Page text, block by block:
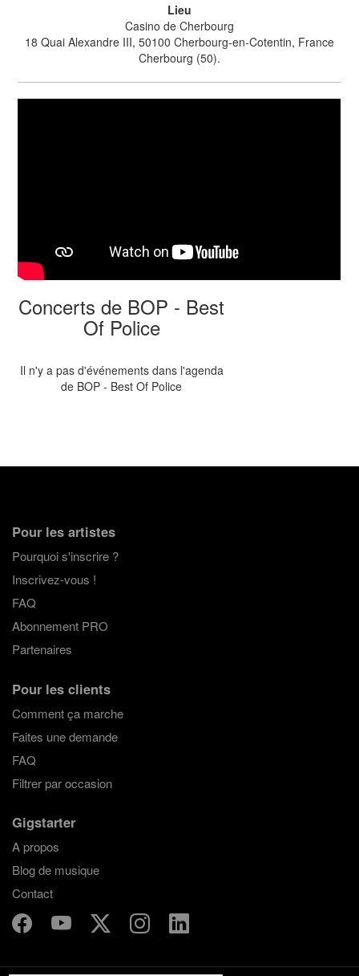
Lieu
Casino de Cherbourg
18 Quai Alexandre III, 50100 Cherbourg-en-Cotentin, France
Cherbourg (50).
Concerts de BOP - Best
Of Police
Il n'y a pas d'événements dans l'agenda
de BOP - Best Of Police
Pour les artistes
Pourquoi s'inscrire ?
Inscrivez-vous !
FAQ
Abonnement PRO
Partenaires
Pour les clients
Comment ça marche
Faites une demande
FAQ
Filtrer par occasion
Gigstarter
A propos
Blog de musique
Contact